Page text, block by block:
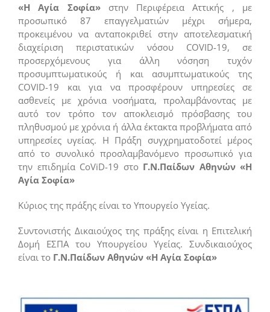
«Η Αγία Σοφία»στην Περιφέρεια Αττικής , με
προσωπικό 87 επαγγελματιών μέχρι σήμερα,
προκειμένου να ανταποκριθεί στην αποτελεσματική
διαχείριση περιστατικών νόσου COVID-19, σε
προσερχόμενους για άλλη νόσηση τυχόν
προσυμπτωματικούς ή και ασυμπτωματικούς της
COVID-19 και για να προσφέρουν υπηρεσίες σε
ασθενείς με χρόνια νοσήματα, προλαμβάνοντας με
αυτό τον τρόπο τον αποκλεισμό πρόσβασης του
πληθυσμού με χρόνια ή άλλα έκτακτα προβλήματα από
υπηρεσίες υγείας. Η Πράξη συγχρηματοδοτεί μέρος
από το συνολικό προσλαμβανόμενο προσωπικό για
την επιδημία CoViD-19 στο Γ.Ν.Παίδων Αθηνών «Η
Αγία Σοφία»
Κύριος της πράξης είναι το Υπουργείο Υγείας.
Συντονιστής Δικαιούχος της πράξης είναι η Επιτελική
Δομή ΕΣΠΑ του Υπουργείου Υγείας. Συνδικαιούχος
είναι το Γ.Ν.Παίδων Αθηνών «Η Αγία Σοφία»